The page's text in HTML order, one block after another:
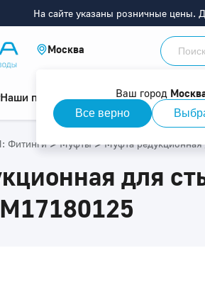
На сайте указаны розничные цены.
Москва
Ваш город
Все верно
Наши проекты Информация О
Фитинги > Муфты > Муфта редукционная
для